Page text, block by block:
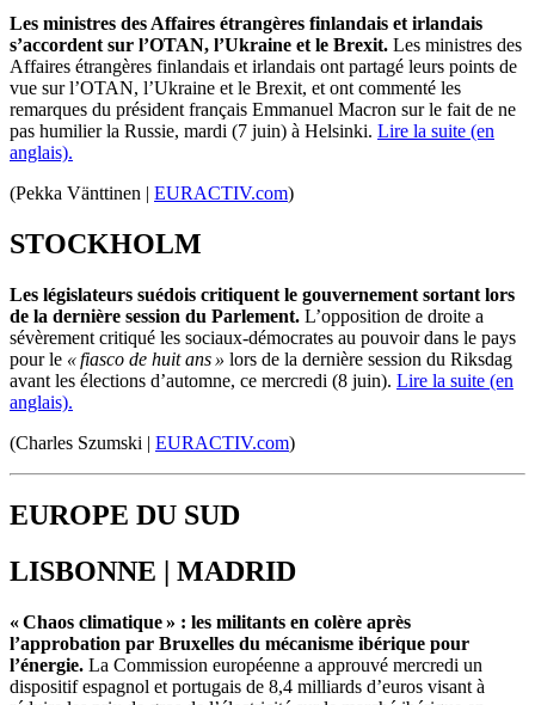
Les ministres des Affaires étrangères finlandais et irlandais
s’accordent sur l’OTAN, l’Ukraine et le Brexit. Les ministres des
Affaires étrangères finlandais et irlandais ont partagé leurs points de
vue sur l’OTAN, l’Ukraine et le Brexit, et ont commenté les
remarques du président français Emmanuel Macron sur le fait de ne
pas humilier la Russie, mardi (7 juin) à Helsinki. Lire la suite (en
anglais).
(Pekka Vänttinen | EURACTIV.com)
STOCKHOLM
Les législateurs suédois critiquent le gouvernement sortant lors
de la dernière session du Parlement. L’opposition de droite a
sévèrement critiqué les sociaux-démocrates au pouvoir dans le pays
pour le « fiasco de huit ans » lors de la dernière session du Riksdag
avant les élections d’automne, ce mercredi (8 juin). Lire la suite (en
anglais).
(Charles Szumski | EURACTIV.com)
EUROPE DU SUD
LISBONNE | MADRID
«Chaos climatique » : les militants en colère après
l’approbation par Bruxelles du mécanisme ibérique pour
l’énergie. La Commission européenne a approuvé mercredi un
dispositif espagnol et portugais de 8,4 milliards d’euros visant à